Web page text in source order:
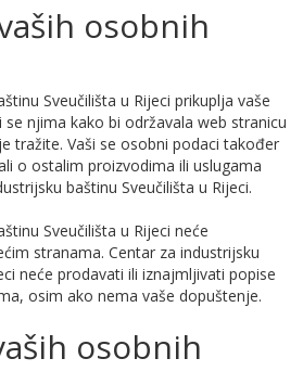
osobnih
Sveučilišta u Rijeci prikuplja vaše
njima kako bi održavala web stranicu
tražite. Vaši se osobni podaci također
o ostalim proizvodima ili uslugama
baštinu Sveučilišta u Rijeci.
Sveučilišta u Rijeci neće
stranama. Centar za industrijsku
neće prodavati ili iznajmljivati popise
osim ako nema vaše dopuštenje.
osobnih